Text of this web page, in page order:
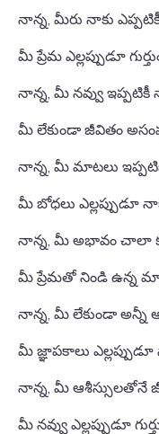
నాన్న, మీరు నాకు ఎప్పటికీ
మీ ప్రేమ ఎల్లప్పుడూ
నాన్న, మీ నవ్వు ఇప్పటికీ
మీ లేకుండా జీవితం
నాన్న, మీ మాటలు
మీ బోధలు ఎల్లప్పుడూ
నాన్న, మీ అభావం చాలా
మీ ప్రేమతో నిండి ఉన్న
నాన్న, మీ లేకుండా అన్నీ
మీ జ్ఞాపకాలు
నాన్న, మీ ఆశీస్సులతోనే
మీ నవ్వు ఎల్లప్పుడూ